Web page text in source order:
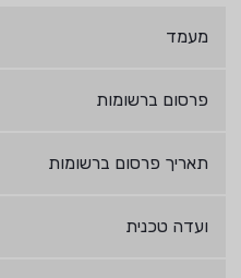
מעמד
פרסום ברשומות
תאריך פרסום ברשומות
ועדה טכנית